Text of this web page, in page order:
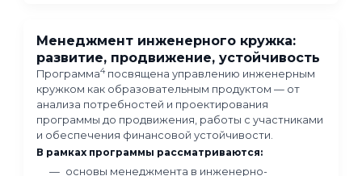
направлению «Конструирование и
беспилотными системами и механизмами» в
системе дополнительного образования
В рамках программы рассматриваются:
основы беспилотных систем и области
применения;